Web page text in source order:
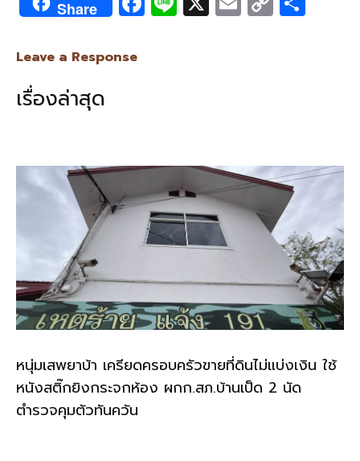
Share
k
Leave a Response
เรื่องล่าสุด
หนุ่มเสพยาบ้า เครียดครอบครัวขายที่ดินไม่แบ่งเงิน ใช้
หนังสติ๊กยิงกระจกห้อง ผกก.สภ.บ้านเป็ด 2 นัด
ตำรวจคุมตัวทันควัน